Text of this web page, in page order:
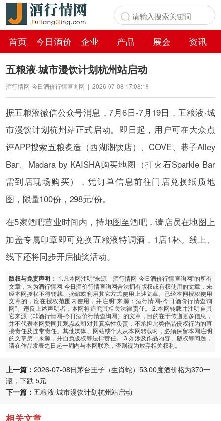
首页 今日酒价 企业 产品 展会
资讯
百科
五粮液·城市漫饮计划杭州站启动
酒行情网-今日酒价行情查询网 | 2026-07-08 17:08:19
据五粮液微信公众号消息，7月6日-7月19日，五粮液·城
市漫饮计划杭州站正式启动。即日起，用户可在大众点
评APP搜索五粮炙造（西湖潮饮店）、COVE、巷子Alley
Bar、Madara by KAISHA购买地图（打火石Sparkle Bar
需到店现场购买），凭订单信息前往门店兑换纸质地
图，限量100份，298元/份。
在5家酒吧营业时间内，持地图至酒吧，请店员在地图上
加盖专属印章即可兑换五粮液特调酒，1店1杯。线上、
线下还将同步开启抽奖活动。
版权与免责声明： 1.凡本网注明“来源：酒行情网-今日酒价行情查询网”的所有
文章，均为酒行情网-今日酒价行情查询网合法拥有版权或有权使用的文章，未
经本网授权不得转载、摘编或利用其它方式使用上述文章。已经本网授权使用
文章的，应在授权范围内使用，并注明“来源：酒行情网-今日酒价行情查询
网”。违反上述声明者，本网将追究其相关法律责任。 2.本网转载并注明自其
它来源（非酒行情网-今日酒价行情查询网）的文章，目的在于传递更多信息，
并不代表本网赞同其观点或和对其真实性负责，不承担此类作品侵权行为的直
接责任及连带责任。其他媒体、网站或个人从本网转载时，必须保留本网注明
的文章第一来源，并自负版权等法律责任。 3.如涉及作品内容、版权等问题，
请在作品发表之日起一周内与本网联系，否则视为放弃相关权利。
上一篇： 2026-07-08日茅台王子（生肖蛇）53.00度酒价格为370一
瓶，下跌 5元
下一篇： 五粮液·城市漫饮计划杭州站启动
相关文章